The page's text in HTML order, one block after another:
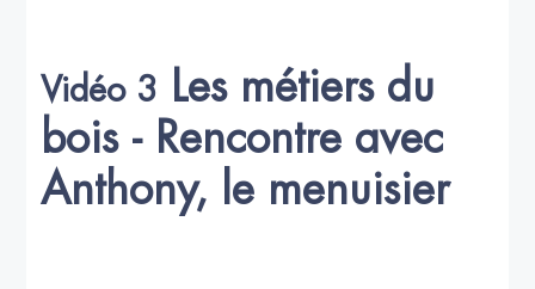
Vidéo 3
Les métiers du
bois - Rencontre avec
Anthony, le menuisier